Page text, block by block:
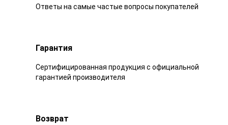
Ответы на самые частые вопросы покупателей
Гарантия
Сертифицированная продукция с официальной
гарантией производителя
Возврат